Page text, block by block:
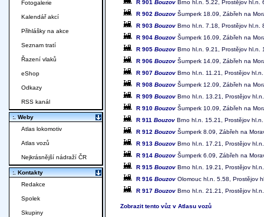
R 901 Bouzov Brno hl.n. 5.22, Prostějov hl.n.
R 902 Bouzov Šumperk 18.09, Zábřeh na
R 903 Bouzov Brno hl.n. 7.18, Prostějov hl.n.
R 904 Bouzov Šumperk 16.09, Zábřeh na
R 905 Bouzov Brno hl.n. 9.21, Prostějov hl.n.
R 906 Bouzov Šumperk 14.09, Zábřeh na
R 907 Bouzov Brno hl.n. 11.21, Prostějov
R 908 Bouzov Šumperk 12.09, Zábřeh na
R 909 Bouzov Brno hl.n. 13.21, Prostějov
R 910 Bouzov Šumperk 10.09, Zábřeh na
R 911 Bouzov Brno hl.n. 15.21, Prostějov
R 912 Bouzov Šumperk 8.09, Zábřeh na
R 913 Bouzov Brno hl.n. 17.21, Prostějov
R 914 Bouzov Šumperk 6.09, Zábřeh na
R 915 Bouzov Brno hl.n. 19.21, Prostějov
R 916 Bouzov Olomouc hl.n. 5.58, Prostějov
R 917 Bouzov Brno hl.n. 21.21, Prostějov
Zobrazit tento vůz v Atlasu vozů
Fotogalerie
Kalendář akcí
Přihlášky na akce
Seznam tratí
Řazení vlaků
eShop
Odkazy
RSS kanál
:. Weby
Atlas lokomotiv
Atlas vozů
Nejkrásnější nádraží ČR
:. Kontakty
Redakce
Spolek
Skupiny